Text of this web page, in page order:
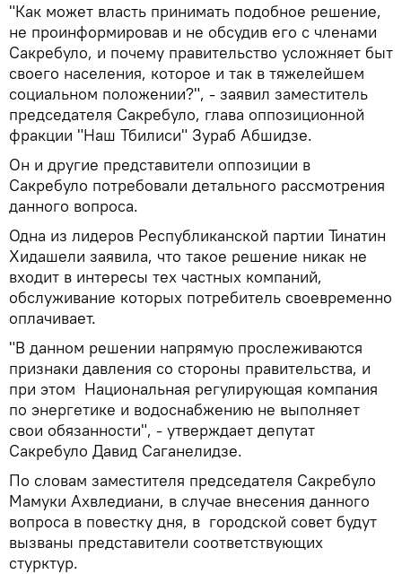
"Как может власть принимать подобное решение,
не проинформировав и не обсудив его с членами
Сакребуло, и почему правительство усложняет быт
своего населения, которое и так в тяжелейшем
социальном положении?", - заявил заместитель
председателя Сакребуло, глава оппозиционной
фракции "Наш Тбилиси" Зураб Абшидзе.
Он и другие представители оппозиции в
Сакребуло потребовали детального рассмотрения
данного вопроса.
Одна из лидеров Республиканской партии Тинатин
Хидашели заявила, что такое решение никак не
входит в интересы тех частных компаний,
обслуживание которых потребитель своевременно
оплачивает.
"В данном решении напрямую прослеживаются
признаки давления со стороны правительства, и
при этом Национальная регулирующая компания
по энергетике и водоснабжению не выполняет
свои обязанности", - утверждает депутат
Сакребуло Давид Саганелидзе.
По словам заместителя председателя Сакребуло
Мамуки Ахвледиани, в случае внесения данного
вопроса в повестку дня, в городской совет будут
вызваны представители соответствующих
стурктур.